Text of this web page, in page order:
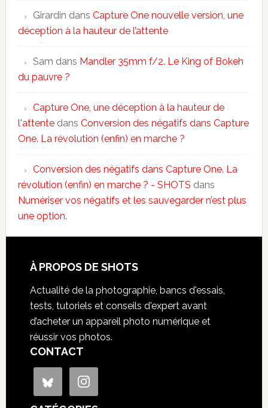
Girardin dans Capture One nouvelle version, une
déception à la hauteur de l’attente
Sam dans Mandler 35mm f/2. Le King of Bokeh
du pauvre ?
Capture One, une déception à la hauteur de
l'attentedans Conversion des négatifs dans Capture
One. La révolution (enfin) en marche ?
Conversion des négatifs dans Capture One. La
révolution (enfin) en marche ? - SHOTS dans
Numériser vos négatifs et les sauvegarder n’est plus
une option.
À PROPOS DE SHOTS
Actualité de la photographie, bancs d'essais,
tests, tutoriels et conseils d'expert avant
d’acheter un appareil photo numérique et
réussir vos photos.
CONTACT